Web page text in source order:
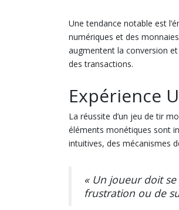
Une tendance notable est
numériques et des
augmentent la conversion
des transactions.
Expérience
La réussite d’un jeu de tir
éléments monétiques sont
intuitives, des mécanismes
« Un joueur doit
frustration ou de